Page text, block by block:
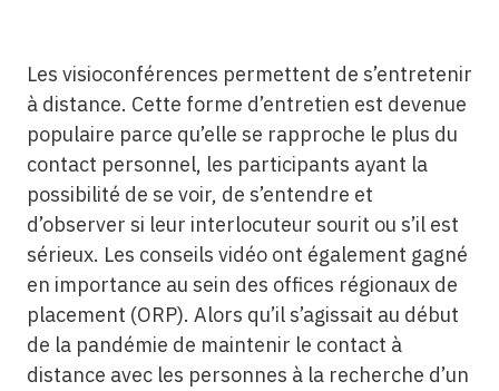
Les visioconférences permettent de s’entretenir
à distance. Cette forme d’entretien est devenue
populaire parce qu’elle se rapproche le plus du
contact personnel, les participants ayant la
possibilité de se voir, de s’entendre et
d’observer si leur interlocuteur sourit ou s’il est
sérieux. Les conseils vidéo ont également gagné
en importance au sein des offices régionaux de
placement (ORP). Alors qu’il s’agissait au début
de la pandémie de maintenir le contact à
distance avec les personnes à la recherche d’un